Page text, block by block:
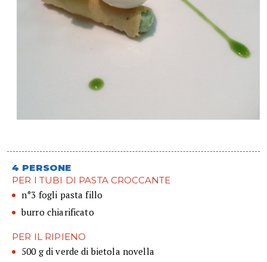
4 PERSONE
PER I TUBI DI PASTA CROCCANTE
n°3 fogli pasta fillo
burro chiarificato
PER IL RIPIENO
500 g di verde di bietola novella